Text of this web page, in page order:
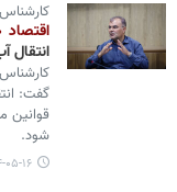
اقتصاد
گفت:
قوانین
شود.
۱۴۰۴-۰۵-